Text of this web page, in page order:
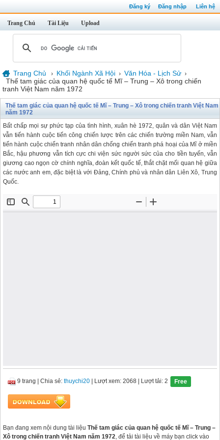
Đăng ký Đăng nhập Liên hệ
Trang Chủ Tài Liệu Upload
Trang Chủ › Khối Ngành Xã Hội › Văn Hóa - Lịch Sử ›
Thế tam giác của quan hệ quốc tế Mĩ – Trung – Xô trong chiến
tranh Việt Nam năm 1972
Thế tam giác của quan hệ quốc tế Mĩ – Trung – Xô trong chiến tranh Việt Nam
năm 1972
Bất chấp mọi sự phức tạp của tình hình, xuân hè 1972, quân và dân Việt Nam
vẫn tiến hành cuộc tiến công chiến lược trên các chiến trường miền Nam, vẫn
tiến hành cuộc chiến tranh nhân dân chống chiến tranh phá hoại của Mĩ ở miền
Bắc, hậu phương vẫn tích cực chi viện sức người sức của cho tiền tuyến, vẫn
giương cao ngọn cờ chính nghĩa, đoàn kết quốc tế, thắt chặt mối quan hệ giữa
các nước anh em, đặc biệt là với Đảng, Chính phủ và nhân dân Liên Xô, Trung
Quốc.
9 trang Chia sẻ: thuychi20 | Lượt xem: 2068 | Lượt tải: 2 Free
Bạn đang xem nội dung tài liệu Thế tam giác của quan hệ quốc tế Mĩ – Trung –
Xô trong chiến tranh Việt Nam năm 1972, để tải tài liệu về máy bạn click vào